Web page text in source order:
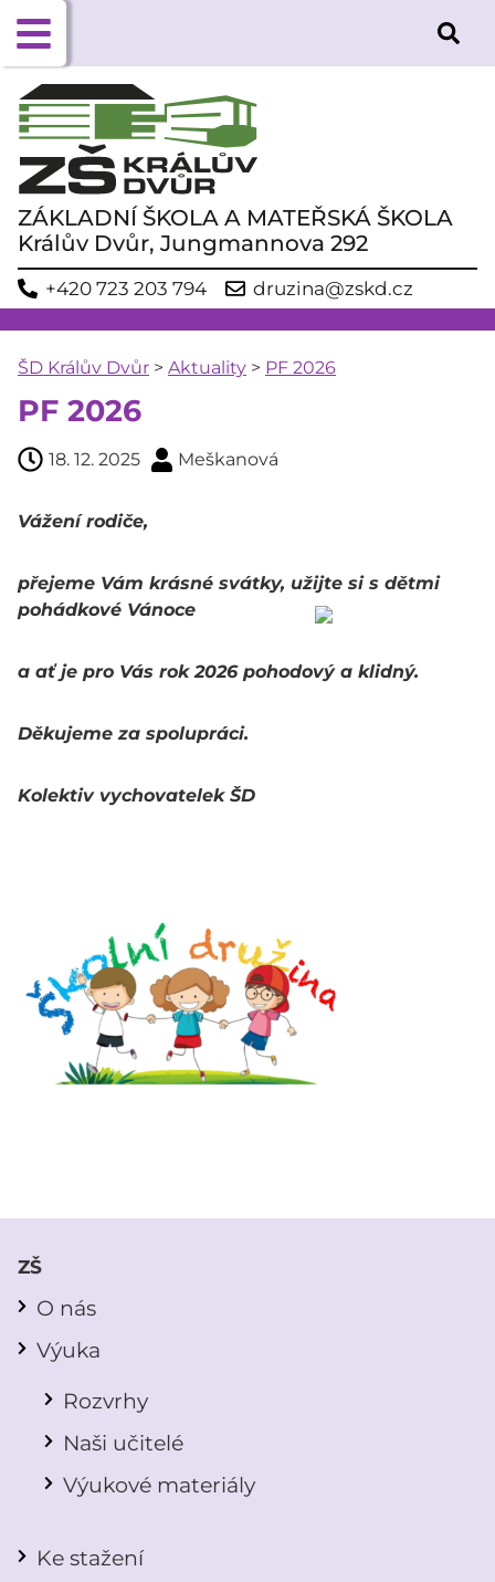
ZÁKLADNÍ ŠKOLA A MATEŘSKÁ ŠKOLA
Králův Dvůr, Jungmannova 292
+420 723 203 794 druzina@zskd.cz
ŠD Králův Dvůr > Aktuality > PF 2026
PF 2026
18. 12. 2025 Meškanová
Vážení rodiče,
přejeme Vám krásné svátky, užijte si s dětmi
pohádkové Vánoce
a ať je pro Vás rok 2026 pohodový a klidný.
Děkujeme za spolupráci.
Kolektiv vychovatelek ŠD
ZŠ
O nás
Výuka
Rozvrhy
Naši učitelé
Výukové materiály
Ke stažení